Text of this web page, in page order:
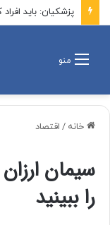
منو
خانه / اقتصاد
سیمان
را ببینید